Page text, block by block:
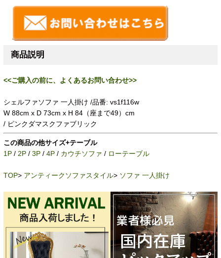
商品説明
<<ご購入の前に、よくあるお問い合わせ>>
シェルファソファ 一人掛け /品番: vs1f116w
W 88cm x D 73cm x H 84（座まで49）cm
/ ピンクダマスクファブリック
この商品の他サイズ+テーブル
1P / 2P / 3P / 4P / カウチソファ / ローテーブル
TOP> アンティークソファスタイル> ソファ 一人掛け